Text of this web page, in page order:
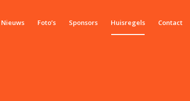
Nieuws Foto’s Sponsors Huisregels Contact